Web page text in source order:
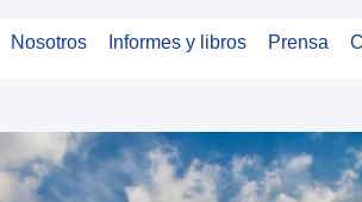
Nosotros Informes y libros Prensa